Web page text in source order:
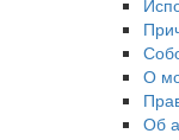
О
Об